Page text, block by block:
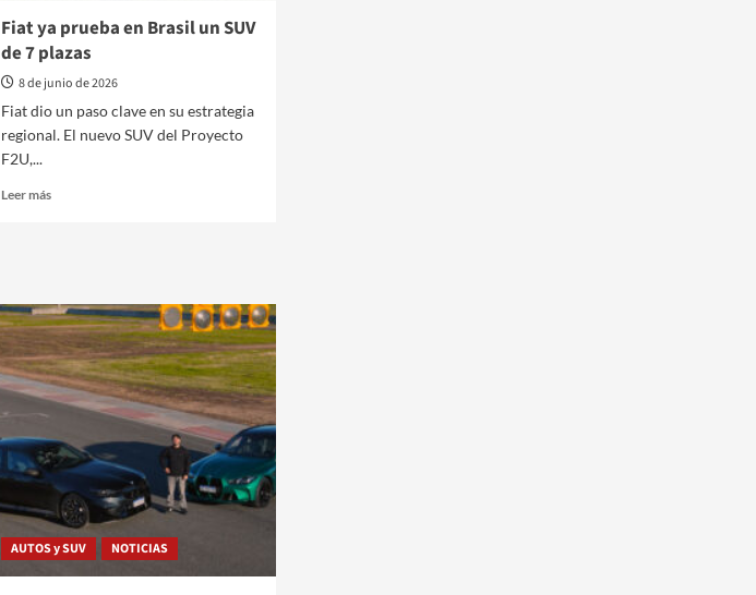
Fiat ya prueba en Brasil un SUV
de 7 plazas
8 de junio de 2026
Fiat dio un paso clave en su estrategia
regional. El nuevo SUV del Proyecto
F2U,...
Leer másLeer
en
Brasil
un
SUV
de
plazas
AUTOS y SUV NOTICIAS